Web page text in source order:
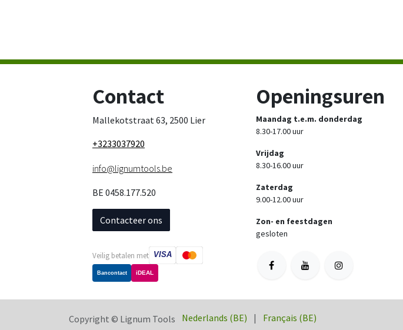
Contact
Mallekotstraat 63, 2500 Lier
+3233037920
info@lignumtools.be
BE 0458.177.520
Contacteer ons
Veilig betalen met VISA
Bancontact iDEAL
Openingsuren
Maandag t.e.m. donderdag
8.30-17.00 uur
Vrijdag
8.30-16.00 uur
Zaterdag
9.00-12.00 uur
Zon- en feestdagen
gesloten
Copyright © Lignum Tools Nederlands (BE) | Français (BE)